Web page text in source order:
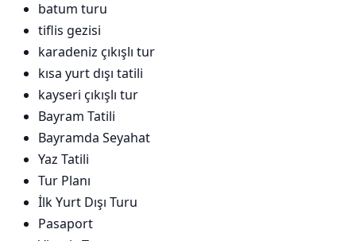
batum turu
tiflis gezisi
karadeniz çıkışlı tur
kısa yurt dışı tatili
kayseri çıkışlı tur
Bayram Tatili
Bayramda Seyahat
Yaz Tatili
Tur Planı
İlk Yurt Dışı Turu
Pasaport